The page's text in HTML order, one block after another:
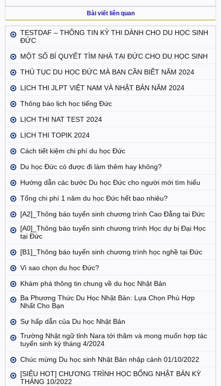
Bài viết liên quan
TESTDAF – THÔNG TIN KỲ THI DÀNH CHO DU HỌC SINH
ĐỨC
MỘT SỐ BÍ QUYẾT TÌM NHÀ TẠI ĐỨC CHO DU HỌC SINH
THỦ TỤC DU HỌC ĐỨC MÀ BẠN CẦN BIẾT NĂM 2024
LỊCH THI JLPT VIỆT NAM VÀ NHẬT BẢN NĂM 2024
Thông báo lịch học tiếng Đức
LỊCH THI NAT TEST 2024
LỊCH THI TOPIK 2024
Cách tiết kiệm chi phí du học Đức
Du học Đức có được đi làm thêm hay không?
Hướng dẫn các bước Du học Đức cho người mới tìm hiểu
Tổng chi phí 1 năm du học Đức hết bao nhiêu?
[A2]_Thông báo tuyển sinh chương trình Cao Đẳng tại Đức
[A0]_Thông báo tuyển sinh chương trình Học dự bị Đại Học
tại Đức
[B1]_Thông báo tuyển sinh chương trình học nghề tại Đức
Vì sao chọn du học Đức?
Khám phá thông tin chung về du học Nhật Bản
Ba Phương Thức Du Học Nhật Bản: Lựa Chọn Phù Hợp
Nhất Cho Bạn
Sự hấp dẫn của Du học Nhật Bản
Trường Nhật ngữ tỉnh Nara tới thăm và mong muốn hợp tác
tuyển sinh kỳ tháng 4/2024
Chúc mừng Du học sinh Nhật Bản nhập cảnh 01/10/2022
[SIÊU HOT] CHƯƠNG TRÌNH HỌC BỔNG NHẬT BẢN KỲ
THÁNG 10/2022